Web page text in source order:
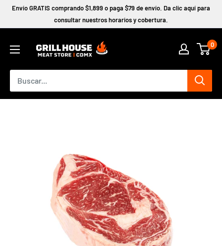
contenido
Envío GRATIS comprando $1,899 o paga $79 de envío. Da clic aquí para
consultar nuestros horarios y cobertura.
0